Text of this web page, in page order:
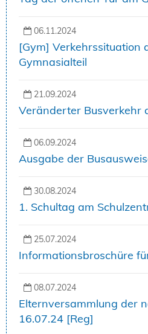
06.11.2024
[Gym] Verkehrssituation
Gymnasialteil
21.09.2024
Veränderter Busverkehr
06.09.2024
Ausgabe der
30.08.2024
1. Schultag am
25.07.2024
Informationsbroschüre
08.07.2024
Elternversammlung der
16.07.24 [Reg]